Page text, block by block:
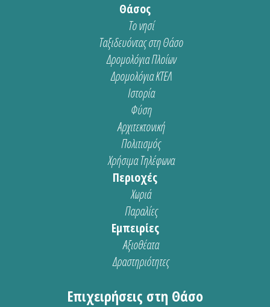
Θάσος
Το νησί
Ταξιδευόντας στη Θάσο
Δρομολόγια Πλοίων
Δρομολόγια ΚΤΕΛ
Ιστορία
Φύση
Αρχιτεκτονική
Πολιτισμός
Χρήσιμα Τηλέφωνα
Περιοχές
Χωριά
Παραλίες
Εμπειρίες
Αξιοθέατα
Δραστηριότητες
Επιχειρήσεις στη Θάσο